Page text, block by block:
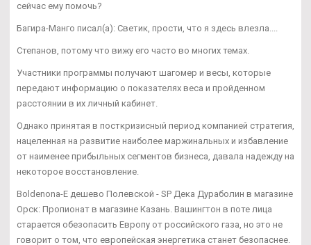
сейчас ему помочь?
Багира-Манго писал(а): Светик, прости, что я здесь влезла....
Степанов, потому что вижу его часто во многих темах.
Участники программы получают шагомер и весы, которые
передают информацию о показателях веса и пройденном
расстоянии в их личный кабинет.
Однако принятая в посткризисный период компанией стратегия,
нацеленная на развитие наиболее маржинальных и избавление
от наименее прибыльных сегментов бизнеса, давала надежду на
некоторое восстановление.
Boldenona-E дешево Полевской - SP Дека Дураболин в магазине
Орск: Пропионат в магазине Казань. Вашингтон в поте лица
старается обезопасить Европу от российского газа, но это не
говорит о том, что европейская энергетика станет безопаснее.